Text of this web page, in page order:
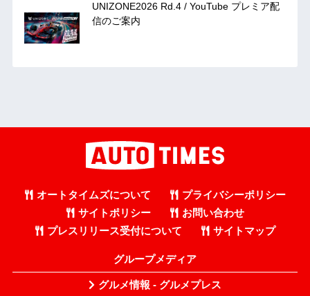
UNIZONE2026 Rd.4 / YouTube プレミア配
信のご案内
オートタイムズについて
プライバシーポリシー
サイトポリシー
お問い合わせ
プレスリリース受付について
サイトマップ
グループメディア
グルメ情報 - グルメプレス